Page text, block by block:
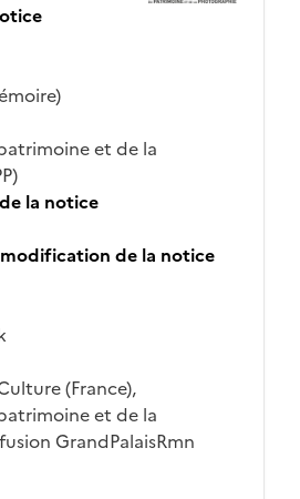
et de la
la notice
de la notice
(France),
et de la
GrandPalaisRmn